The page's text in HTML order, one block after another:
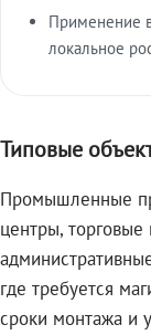
Применение
локальное
Типовые
Промышленные
центры,
где требуется
сроки монтажа и